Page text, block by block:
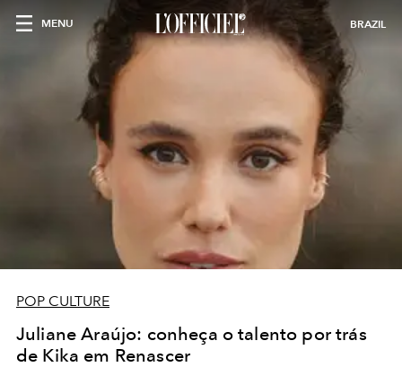
MENU BRAZIL
POP CULTURE
Juliane Araújo: conheça o talento por trás
de Kika em Renascer